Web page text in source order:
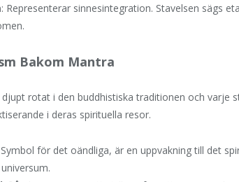
: Representerar sinnesintegration. Stavelsen sägs
Bakom Mantra
rotat i den buddhistiska traditionen och varje
i deras spirituella resor.
Symbol för det oändliga, är en uppvakning till det